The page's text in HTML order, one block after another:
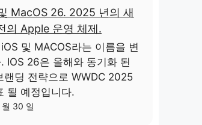
MacOS 26. 2025 년의 새
의 Apple 운영 체제.
및 MACOS라는 이름을 변
IOS 26은 올해와 동기화 된
랜딩 전략으로 WWDC 2025
될 예정입니다.
30 일